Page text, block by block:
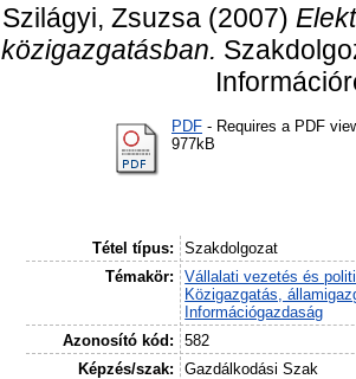
Szilágyi, Zsuzsa(2007)
közigazgatásban.
PDF - Requires a PDF
977kB
Tétel típus:
Szakdolgozat
Témakör:
Vállalati vezetés és
Közigazgatás,
Információgazdaság
Azonosító kód:
582
Képzés/szak:
Gazdálkodási Szak